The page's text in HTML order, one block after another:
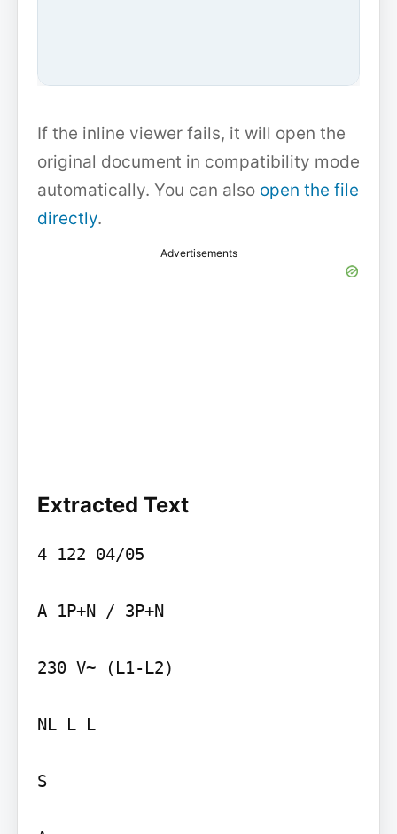
If the inline viewer fails, it will open the
original document in compatibility mode
automatically. You can also open the file
directly.
Advertisements
Extracted Text
4 122 04/05
A 1P+N / 3P+N
230 V~ (L1-L2)
NL L L
S